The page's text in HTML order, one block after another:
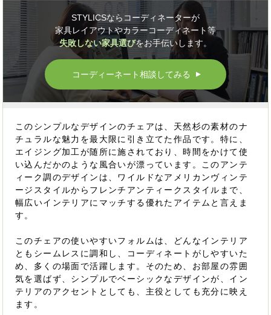
STYLICSならコーディネーターが
家具レイアウトやカラーコーディネート等
失敗しない家具選びをお手伝いします。
コーディーネート相談してみる ▲
このシンプルなデザインのチェアは、天然杉の素材のナ
チュラルな魅力を最大限に引き立てた作品です。特に、
エイジング加工が随所に施されており、時間をかけて使
い込んだかのような風合いが漂っています。このアンテ
ィーク調のデザインは、ワイルドなアメリカンヴィンテ
ージスタイルからフレンチアンティークスタイルまで、
幅広いインテリアにマッチする優れたアイテムと言えま
す。
このチェアの使いやすいフォルムは、どんなインテリア
ともシームレスに調和し、コーディネートがしやすいた
め、多くの場面で活躍します。そのため、お部屋の雰囲
気を選ばず、シンプルでベーシックなデザインが、イン
テリアのアクセントとしても、主役としても充分に映え
ます。